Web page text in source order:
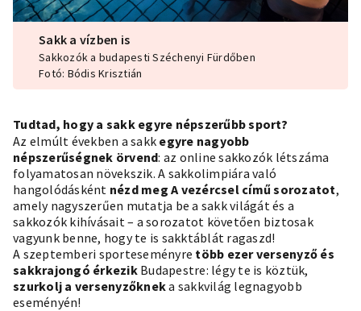
Sakk a vízben is
Sakkozók a budapesti Széchenyi Fürdőben
Fotó: Bódis Krisztián
Tudtad, hogy a sakk egyre népszerűbb sport?
Az elmúlt években a sakk egyre nagyobb
népszerűségnek örvend: az online sakkozók létszáma
folyamatosan növekszik. A sakkolimpiára való
hangolódásként nézd meg A vezércsel című sorozatot,
amely nagyszerűen mutatja be a sakk világát és a
sakkozók kihívásait – a sorozatot követően biztosak
vagyunk benne, hogy te is sakktáblát ragaszd!
A szeptemberi sporteseményre több ezer versenyző és
sakkrajongó érkezikBudapestre: légy te is köztük,
szurkolj a versenyzőkneka sakkvilág legnagyobb
eseményén!